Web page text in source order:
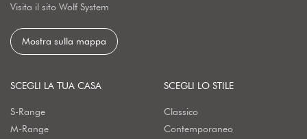
Visita il sito Wolf System
Mostra sulla mappa
SCEGLI LA TUA CASA
S-Range
M-Range
SCEGLI LO STILE
Classico
Contemporaneo